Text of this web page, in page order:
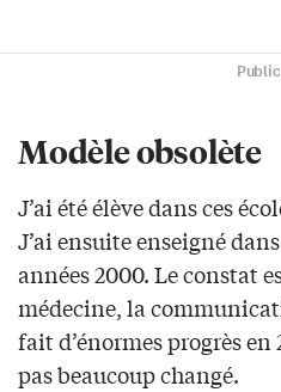
Modèle obsolète
J’ai été élève dans ces
J’ai ensuite enseigné
années 2000. Le constat
médecine, la
fait d’énormes progrès en
pas beaucoup changé.